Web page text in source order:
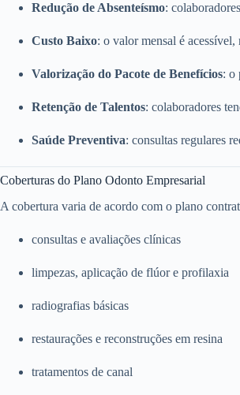
Redução de Absenteísmo:
Custo Baixo: o valor mensal é acessível,
Valorização do Pacote de Benefícios: o
Retenção de Talentos: colaboradores
Saúde Preventiva: consultas regulares
Coberturas do Plano Odonto Empresarial
A cobertura varia de acordo com o plano
consultas e avaliações clínicas
limpezas, aplicação de flúor e profilaxia
radiografias básicas
restaurações e reconstruções em resina
tratamentos de canal